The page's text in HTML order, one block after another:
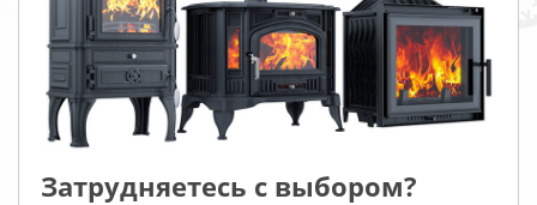
Затрудняетесь с выбором?